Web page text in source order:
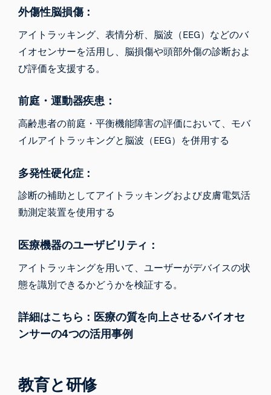
外傷性脳損傷：
アイトラッキング、表情分析、脳波（EEG）などのバ
イオセンサーを活用し、脳損傷や頭部外傷の診断およ
び評価を支援する。
前庭・運動器疾患：
高齢患者の前庭・平衡機能障害の評価において、モバ
イルアイトラッキングと脳波（EEG）を併用する
多発性硬化症：
診断の補助としてアイトラッキングおよび皮膚電気活
動測定装置を使用する
医療機器のユーザビリティ：
アイトラッキングを用いて、ユーザーがデバイスの状
態を識別できるかどうかを検証する。
詳細はこちら：医療の質を向上させるバイオセ
ンサーの4つの活用事例
教育と研修